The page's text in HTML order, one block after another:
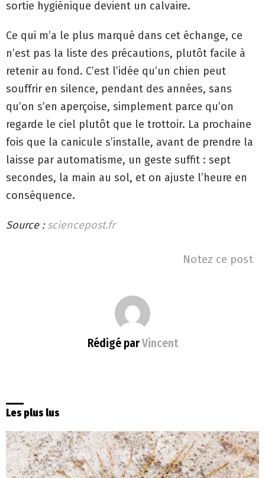
sortie hygiénique devient un calvaire.
Ce qui m’a le plus marqué dans cet échange, ce
n’est pas la liste des précautions, plutôt facile à
retenir au fond. C’est l’idée qu’un chien peut
souffrir en silence, pendant des années, sans
qu’on s’en aperçoise, simplement parce qu’on
regarde le ciel plutôt que le trottoir. La prochaine
fois que la canicule s’installe, avant de prendre la
laisse par automatisme, un geste suffit : sept
secondes, la main au sol, et on ajuste l’heure en
conséquence.
Source :sciencepost.fr
Notez ce post
Rédigé parVincent
Les plus lus